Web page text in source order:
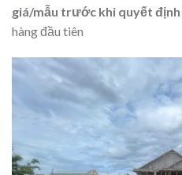
giá/mẫu trước khi quyết định
hàng đầu tiên